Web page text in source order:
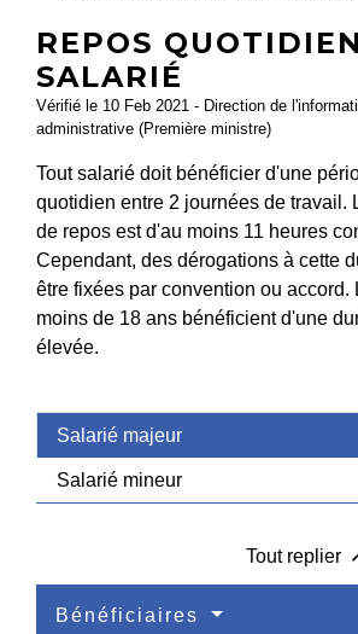
REPOS
SALARIÉ
Vérifié le 10 Feb 2021 - Direction de
administrative (Première ministre)
Tout salarié doit bénéficier d'une
quotidien entre 2 journées de travail.
de repos est d'au moins 11 heures
Cependant, des dérogations à cette
être fixées par convention ou accord.
moins de 18 ans bénéficient d'une
élevée.
Salarié majeur
Salarié mineur
Tout replier
Bénéficiaires